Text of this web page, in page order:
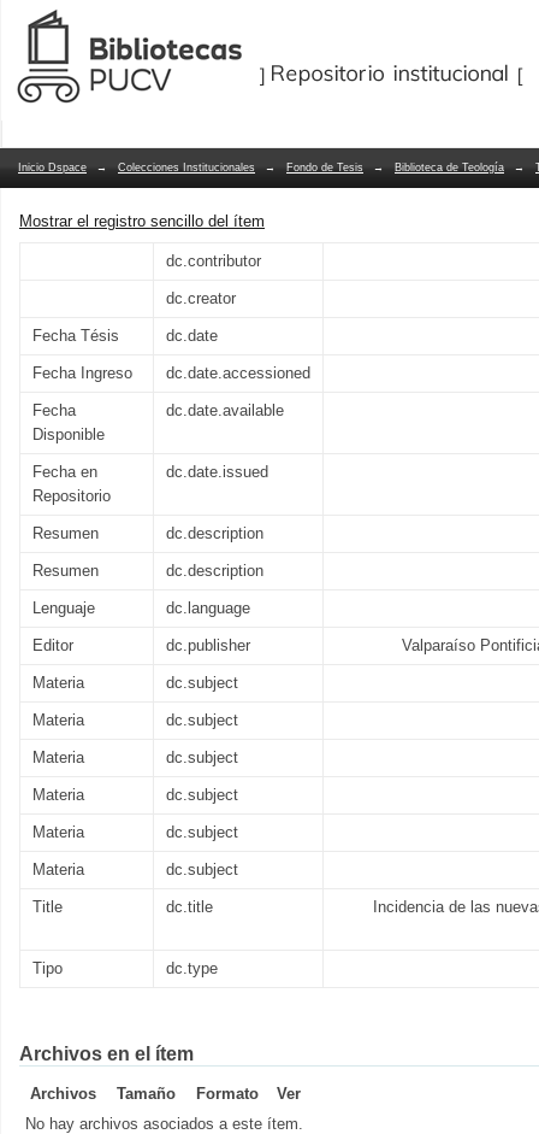
Incidencia de las nuevas tecnologías
escolar
Repositorio Dspace/Manakin
Inicio Dspace → Colecciones Institucionales → Fondo de Tesis → Biblioteca de Teología →
Mostrar el registro sencillo del ítem
dc.contributor
dc.creator
Fecha Tésis dc.date
Fecha Ingreso dc.date.accessioned
Fecha
Disponible
dc.date.available
Fecha en
Repositorio
dc.date.issued
Resumen dc.description
Resumen dc.description
Lenguaje dc.language
Editor dc.publisher Valparaíso
Materia dc.subject
Materia dc.subject
Materia dc.subject
Materia dc.subject
Materia dc.subject
Materia dc.subject
Title dc.title Incidencia de las
Tipo dc.type
Archivos en el ítem
Archivos Tamaño Formato
Ver
No hay archivos asociados a este ítem.